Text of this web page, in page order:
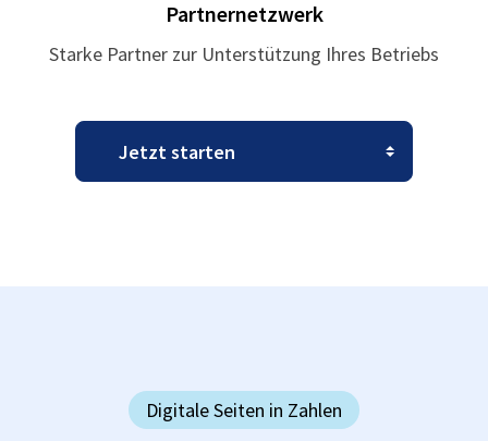
Partnernetzwerk
Starke Partner zur Unterstützung Ihres Betriebs
Digitale Seiten in Zahlen